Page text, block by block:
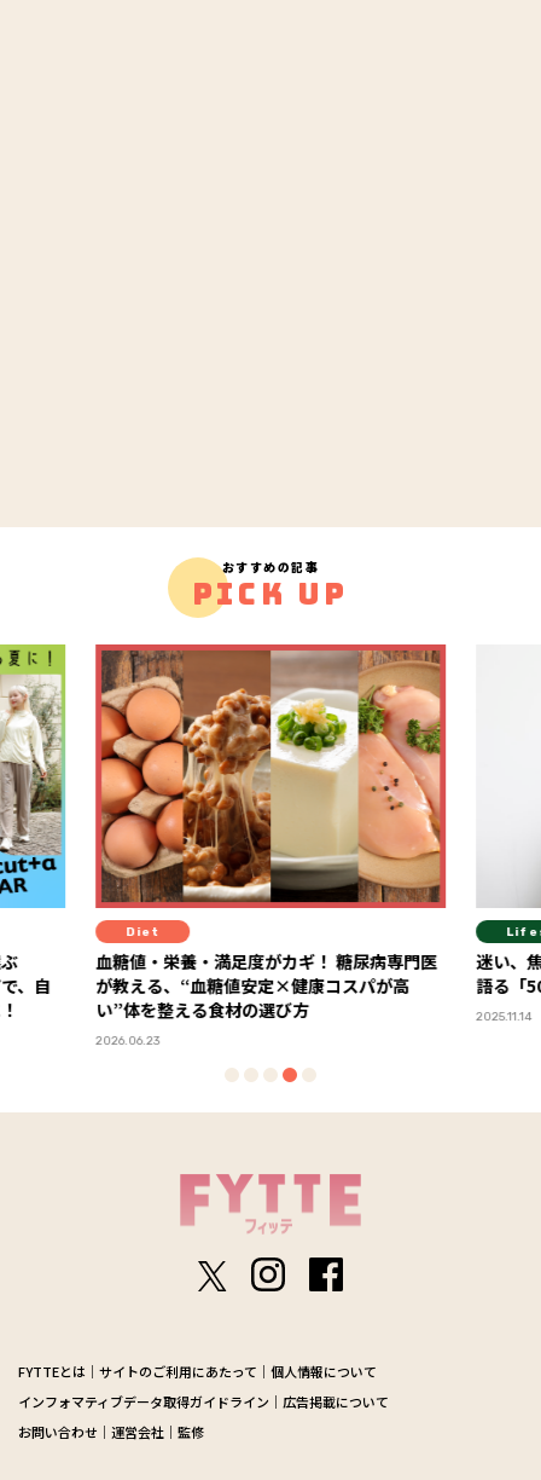
おすすめの記事
PICK UP
、自
Diet
血糖値・栄養・満足度がカギ！ 糖尿病専門医
が教える、“血糖値安定×健康コスパが高
い”体を整える食材の選び方
2026.06.23
迷い、
語る「
2025.11.14
FYTTEとは サイトのご利用にあたって
個人情報について
インフォマティブデータ取得ガイドライン
広告掲載について
お問い合わせ
運営会社 監修